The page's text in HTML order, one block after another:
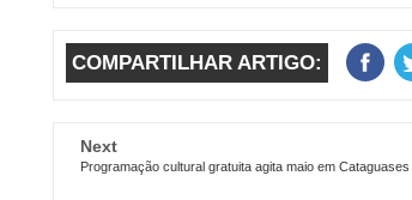
COMPARTILHAR ARTIGO:
Next
Programação cultural gratuita agita maio em Cataguases